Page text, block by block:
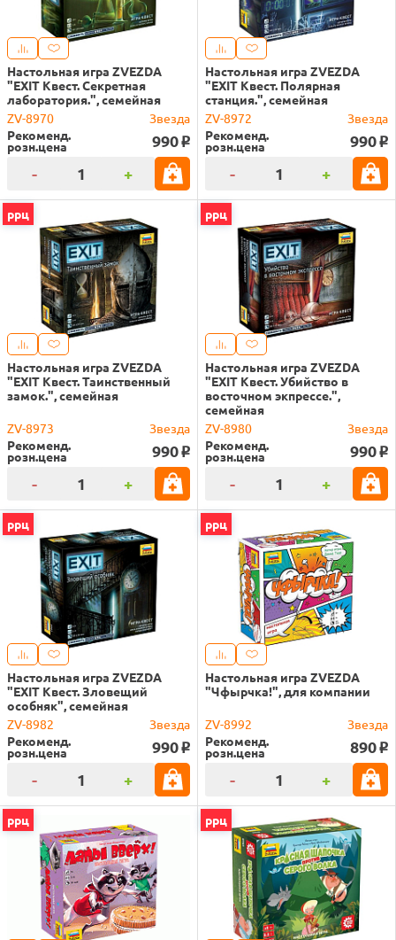
Настольная игра ZVEZDA
"EXIT Квест. Секретная
лаборатория.", семейная
ZV-8970
Звезда
Рекоменд.
розн.цена 990 o
- +
Настольная игра ZVEZDA
"EXIT Квест. Полярная
станция.", семейная
ZV-8972
Звезда
Рекоменд.
розн.цена 990 o
- +
ррц
Настольная игра ZVEZDA
"EXIT Квест. Таинственный
замок.", семейная
ZV-8973
Звезда
Рекоменд.
розн.цена 990 o
- +
ррц
Настольная игра ZVEZDA
"EXIT Квест. Убийство в
восточном экпрессе.",
семейная
ZV-8980
Звезда
Рекоменд.
розн.цена 990 o
- +
ррц
Настольная игра ZVEZDA
"EXIT Квест. Зловещий
особняк", семейная
ZV-8982
Звезда
Рекоменд.
розн.цена 990 o
- +
ррц
Настольная игра ZVEZDA
"Чфырчка!", для компании
ZV-8992
Звезда
Рекоменд.
розн.цена 890 o
- +
ррц ррц